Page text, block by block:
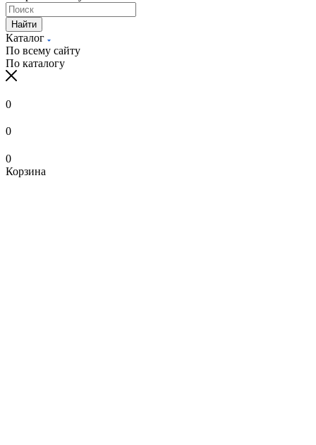
Найти
Каталог
По всему сайту
По каталогу
0
0
0
Корзина